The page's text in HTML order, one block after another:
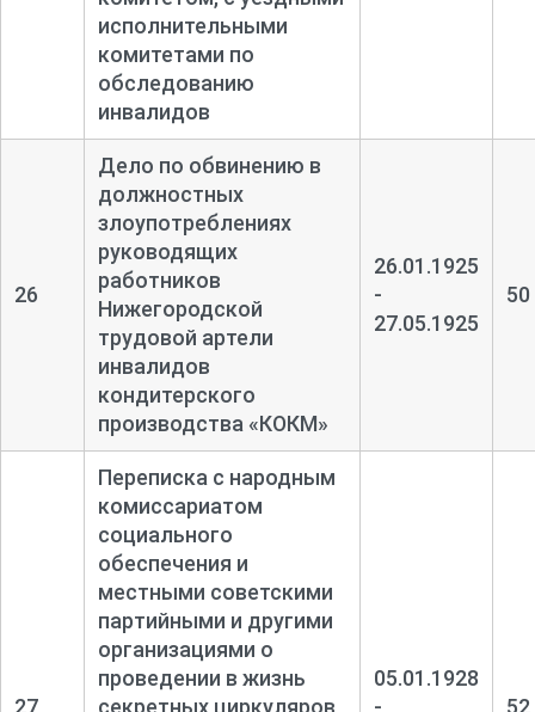
исполнительными
комитетами по
обследованию
инвалидов
26
Дело по обвинению в
должностных
злоупотреблениях
руководящих
работников
Нижегородской
трудовой артели
инвалидов
кондитерского
производства «КОКМ»
26.01.1925
-
27.05.1925
50
27
Переписка с народным
комиссариатом
социального
обеспечения и
местными советскими
партийными и другими
организациями о
проведении в жизнь
секретных циркуляров
05.01.1928
-
52